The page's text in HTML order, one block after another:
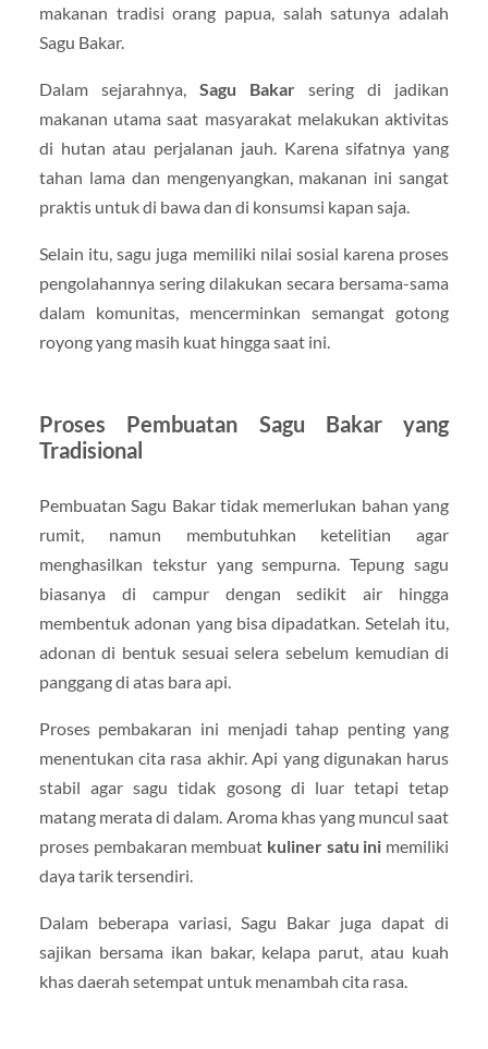
makanan tradisi orang papua, salah satunya adalah
Sagu Bakar.
Dalam sejarahnya, Sagu Bakar sering di jadikan
makanan utama saat masyarakat melakukan aktivitas
di hutan atau perjalanan jauh. Karena sifatnya yang
tahan lama dan mengenyangkan, makanan ini sangat
praktis untuk di bawa dan di konsumsi kapan saja.
Selain itu, sagu juga memiliki nilai sosial karena proses
pengolahannya sering dilakukan secara bersama-sama
dalam komunitas, mencerminkan semangat gotong
royong yang masih kuat hingga saat ini.
Proses Pembuatan Sagu Bakar yang
Tradisional
Pembuatan Sagu Bakar tidak memerlukan bahan yang
rumit, namun membutuhkan ketelitian agar
menghasilkan tekstur yang sempurna. Tepung sagu
biasanya di campur dengan sedikit air hingga
membentuk adonan yang bisa dipadatkan. Setelah itu,
adonan di bentuk sesuai selera sebelum kemudian di
panggang di atas bara api.
Proses pembakaran ini menjadi tahap penting yang
menentukan cita rasa akhir. Api yang digunakan harus
stabil agar sagu tidak gosong di luar tetapi tetap
matang merata di dalam. Aroma khas yang muncul saat
proses pembakaran membuat kuliner satu ini memiliki
daya tarik tersendiri.
Dalam beberapa variasi, Sagu Bakar juga dapat di
sajikan bersama ikan bakar, kelapa parut, atau kuah
khas daerah setempat untuk menambah cita rasa.